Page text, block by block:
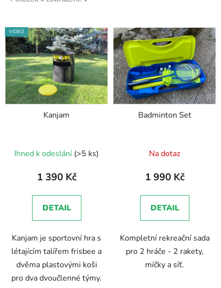
V
ý
p
i
s
p
r
VIDEO
Kanjam
hodnocení
produktu
5,0
z
hvězdiček.
Ihned k odeslání (>5 ks)
1 390 Kč
DETAIL
Kanjam je sportovní hra s
létajícím talířem frisbee a
dvěma plastovými koši
pro dva dvoučlenné týmy.
Badminton Set
Na dotaz
1 990 Kč
DETAIL
Kompletní rekreační sada
pro 2 hráče - 2 rakety,
míčky a síť.